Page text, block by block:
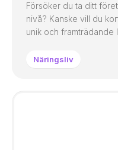
Försöker du ta ditt
nivå? Kanske vill du
unik och framträdande
Näringsliv